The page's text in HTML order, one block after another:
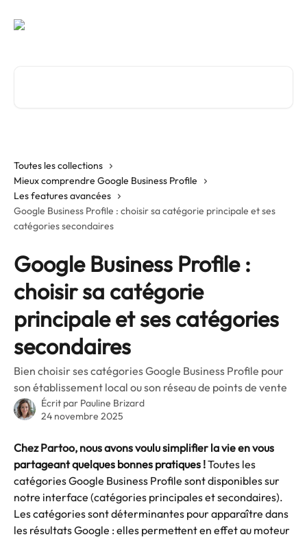
Toutes les collections
Mieux comprendre Google Business Profile
Les features avancées
Google Business Profile : choisir sa catégorie principale et ses
catégories secondaires
Google Business Profile :
choisir sa catégorie
principale et ses catégories
secondaires
Bien choisir ses catégories Google Business Profile pour
son établissement local ou son réseau de points de vente
Écrit par Pauline Brizard
24 novembre 2025
Chez Partoo, nous avons voulu simplifier la vie en vous
partageant quelques bonnes pratiques ! Toutes les
catégories Google Business Profile sont disponibles sur
notre interface (catégories principales et secondaires).
Les catégories sont déterminantes pour apparaître dans
les résultats Google : elles permettent en effet au moteur